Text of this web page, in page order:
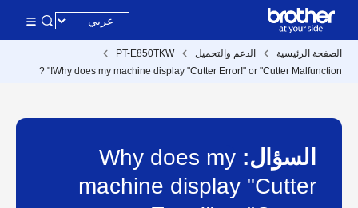
الصفحة الرئيسية الدعم والتحميل
PT-E850TKW
Why does my machine display "Cutter Error!" or "Cutter Malfunction!" ?
السؤال:
Why does my
machine display "Cutter